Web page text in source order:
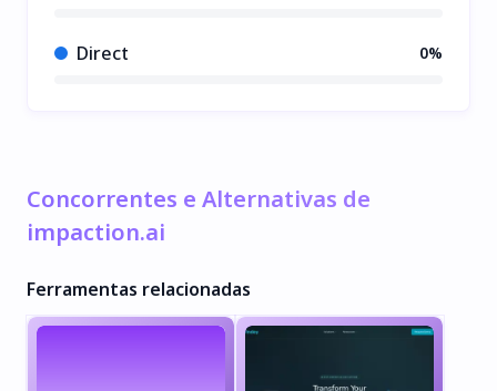
Direct 0%
Concorrentes e Alternativas de
impaction.ai
Ferramentas relacionadas